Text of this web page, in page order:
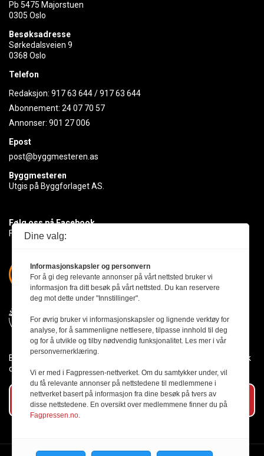
Pb 5475 Majorstuen
0305 Oslo
Besøksadresse
Sørkedalsveien 9
0368 Oslo
Telefon
Redaksjon: 917 63 644/917 63 644
Abonnement: 24 07 70 57
Annonser: 901 27 006
Epost
post@byggmesteren.as
Byggmesteren
Utgis på Byggforlaget AS.
Følg oss på Facebook
Få med deg det siste innen byggebransjen
Byggmesteren følger Vær Varsom-plakaten og presseetikken slik
den er nedfelt i Redaktørplakaten.
Abonner på vårt nyhetsbrev
Dine valg:
Informasjonskapsler og personvern
For å gi deg relevante annonser på vårt nettsted bruker vi
informasjon fra ditt besøk på vårt nettsted. Du kan reservere
deg mot dette under "Innstillinger".
For øvrig bruker vi informasjonskapsler og lignende verktøy for
analyse, for å sammenligne nettlesere, tilpasse innhold til deg
og for å utvikle og tilby nødvendig funksjonalitet. Les mer i vår
personvernerklæring.
Vi er med i Fagpressen-nettverket. Om du samtykker under, vil
du få relevante annonser på nettstedene til medlemmene i
nettverket basert på informasjon fra dine besøk på tvers av
disse nettstedene. En oversikt over medlemmene finner du på
Fagpressen.no.